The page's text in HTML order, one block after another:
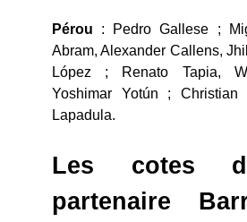
Pérou : Pedro Gallese ;
Abram, Alexander Callens,
López ; Renato Tapia,
Yoshimar Yotún ; Christian
Lapadula.
Les cotes
partenaire